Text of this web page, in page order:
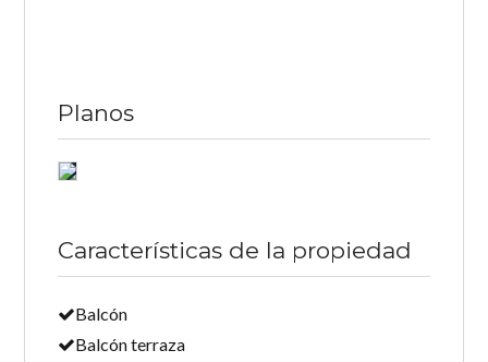
Planos
Características de la propiedad
Balcón
Balcón terraza